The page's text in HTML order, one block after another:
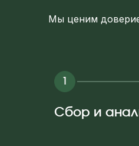
Мы ценим
Сбор и